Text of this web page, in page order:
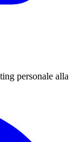
personale alla